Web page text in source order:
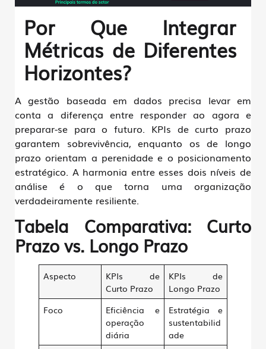
Por Que Integrar
Métricas de Diferentes
Horizontes?
A gestão baseada em dados precisa levar em
conta a diferença entre responder ao agora e
preparar-se para o futuro. KPIs de curto prazo
garantem sobrevivência, enquanto os de longo
prazo orientam a perenidade e o posicionamento
estratégico. A harmonia entre esses dois níveis de
análise é o que torna uma organização
verdadeiramente resiliente.
Tabela Comparativa: Curto
Prazo vs. Longo Prazo
Aspecto
KPIs de
Curto Prazo
KPIs de
Longo Prazo
Foco
Eficiência e
operação
diária
Estratégia e
sustentabilid
ade